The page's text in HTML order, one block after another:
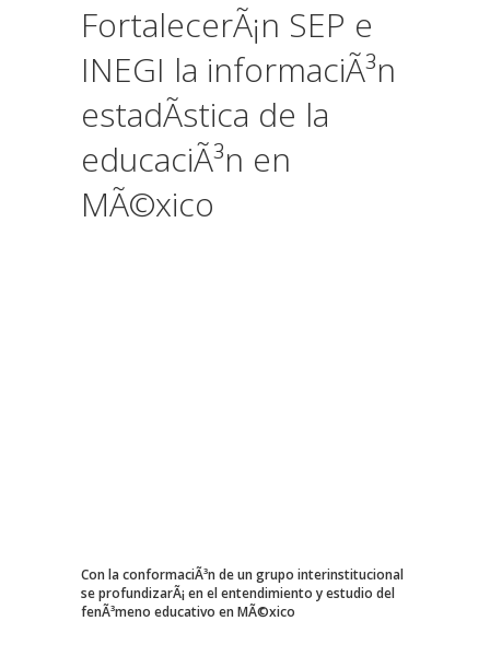
FortalecerÃ¡n SEP e
INEGI la informaciÃ³n
estadÃ­stica de la
educaciÃ³n en
MÃ©xico
Con la conformaciÃ³n de un grupo interinstitucional
se profundizarÃ¡ en el entendimiento y estudio del
fenÃ³meno educativo en MÃ©xico